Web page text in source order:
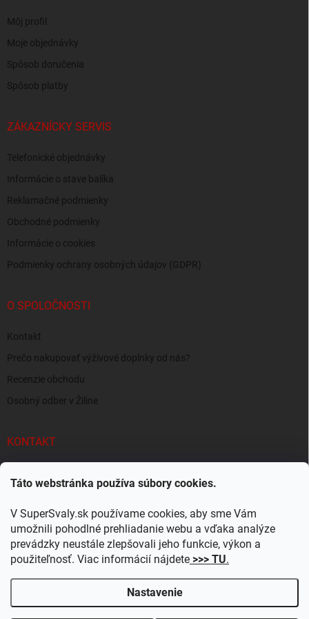
Táto webstránka používa súbory cookies.
V SuperSvaly.sk používame cookies, aby sme Vám
umožnili pohodlné prehliadanie webu a vďaka analýze
prevádzky neustále zlepšovali jeho funkcie, výkon a
použiteľnosť. Viac informácií nájdete >>> TU.
Nastavenie
Môj profil
Moje objednávky
Spôsob doručenia
Spôsob platby
ZÁKAZNÍCKY SERVIS
Telefonické objednávky
Informácie o stave balíka
Reklamačné podmienky
Obchodné podmienky
Informácie o cookies
Podmienky ochrany osobných údajov (GDPR)
O SPOLOČNOSTI
Kontakt
Prečo nakupovať výživové doplnky od nás?
Recenzie obchodu
Osobný odber v Žiline
KONTAKT
SuperSvaly.sk - doplnky výživy
supersvaly.sk